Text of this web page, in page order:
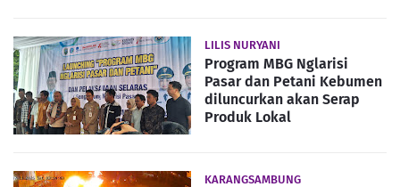
LILIS NURYANI
Program MBG Nglarisi
Pasar dan Petani Kebumen
diluncurkan akan Serap
Produk Lokal
KARANGSAMBUNG